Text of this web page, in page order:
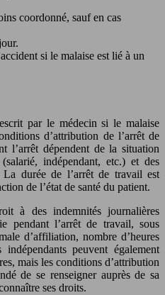
coordonné, sauf en cas
si le malaise est lié à un
par le médecin si le malaise
d’attribution de l’arrêt de
l’arrêt dépendent de la situation
indépendant, etc.) et des
durée de l’arrêt de travail est
de l’état de santé du patient.
à des indemnités journalières
pendant l’arrêt de travail, sous
d’affiliation, nombre d’heures
peuvent également
mais les conditions d’attribution
de se renseigner auprès de sa
ses droits.